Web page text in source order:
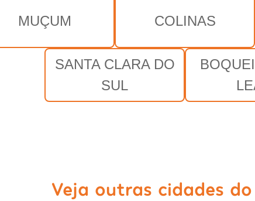
MUÇUM COLINAS
SANTA CLARA DO
SUL
Veja outras cidades